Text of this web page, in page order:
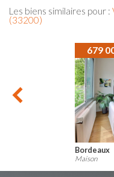
Les biens similaires pour :
(33200)
Maison